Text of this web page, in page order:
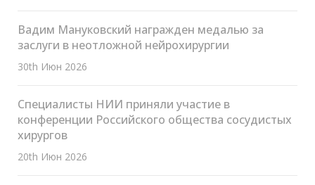
Вадим Мануковский награжден медалью за
заслуги в неотложной нейрохирургии
30th Июн 2026
Специалисты НИИ приняли участие в
конференции Российского общества сосудистых
хирургов
20th Июн 2026